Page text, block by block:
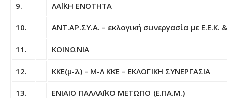
9. ΛΑΪΚΗ ΕΝΟΤΗΤΑ
10. ΑΝΤ.ΑΡ.ΣΥ.Α. – εκλογική συνεργασία με Ε.Ε.Κ.
11. ΚΟΙΝΩΝΙΑ
12. ΚΚΕ(μ-λ) – Μ-Λ ΚΚΕ – ΕΚΛΟΓΙΚΗ ΣΥΝΕΡΓΑΣΙΑ
13. ΕΝΙΑΙΟ ΠΑΛΛΑΪΚΟ ΜΕΤΩΠΟ (Ε.ΠΑ.Μ.)